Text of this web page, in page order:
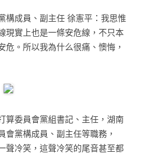
構成員、副主任 徐憲平：我思惟
現實上也是一條安危線，不只本
。所以我為什么很痛、懊悔，
算委員會黨組書記、主任，湖南
會黨構成員、副主任等職務，
聲冷笑，這聲冷笑的尾音甚至都